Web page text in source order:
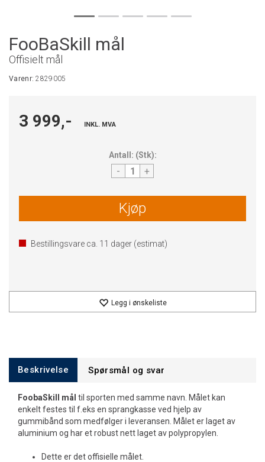
FooBaSkill mål
Offisielt mål
Varenr:2829005
3 999,- INKL. MVA
Antall: (Stk):
- +
Kjøp
Bestillingsvare ca. 11 dager (estimat)
Legg i ønskeliste
Beskrivelse Spørsmål og svar
FoobaSkill mål til sporten med samme navn. Målet kan
enkelt festes til f.eks en sprangkasse ved hjelp av
gummibånd som medfølger i leveransen. Målet er laget av
aluminium og har et robust nett laget av polypropylen.
Dette er det offisielle målet.